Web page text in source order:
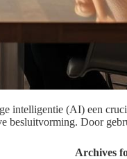
intelligentie (AI) een
besluitvorming. Door
Archives